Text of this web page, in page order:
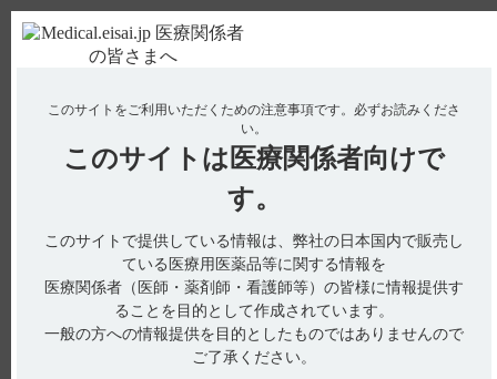
使用期限検索 Drug Information
No : 1859
【タンボコール・注射】 禁忌とその設定理由に
ついて教えてください。
電子添文には、禁忌に関する以下の記載があります。
2. 禁忌（次の患者には投与しないこと）（引用1）
2.1 うっ血性心不全のある患者［本剤は陰性変力作用を有し、
心不全症状を更に悪化させることがある。］
このサイトをご利用いただくための注意事項です。 必ずお読みくださ
い。
このサイトは 医療関係者向けで
す。
このサイトで提供している情報は、弊社の日本国内で販売し
ている医療用医薬品等に関する情報を
医療関係者（医師・薬剤師・看護師等）の皆様に情報提供す
ることを目的として作成されています。
一般の方への情報提供を目的としたものではありませんので
ご了承ください。